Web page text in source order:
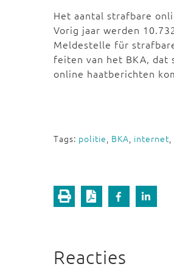
Het aantal strafbare
Vorig jaar werden
Meldestelle für
feiten van het BKA, dat
online haatberichten
Tags: politie, BKA, internet,
Reacties